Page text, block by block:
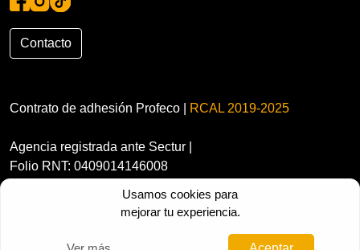
Contacto
Contrato de adhesión Profeco | RCAL 2019-2025
Agencia registrada ante Sectur |
Folio RNT: 0409014146008
Usamos cookies para
mejorar tu experiencia.